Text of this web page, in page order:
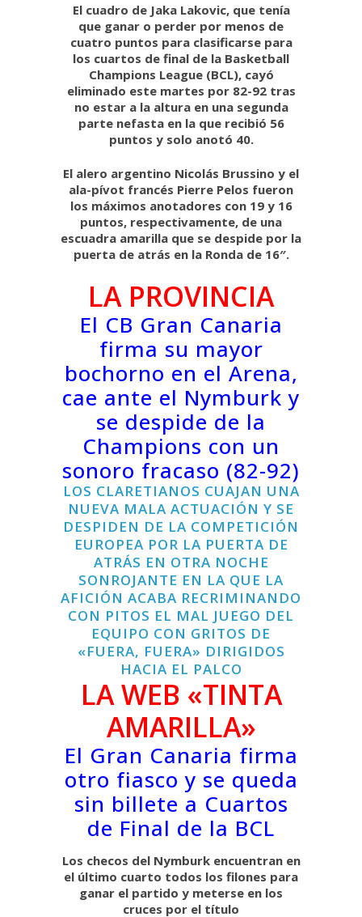
El cuadro de Jaka Lakovic, que tenía
que ganar o perder por menos de
cuatro puntos para clasificarse para
los cuartos de final de la Basketball
Champions League (BCL), cayó
eliminado este martes por 82-92 tras
no estar a la altura en una segunda
parte nefasta en la que recibió 56
puntos y solo anotó 40.
El alero argentino Nicolás Brussino y el
ala-pívot francés Pierre Pelos fueron
los máximos anotadores con 19 y 16
puntos, respectivamente, de una
escuadra amarilla que se despide por la
puerta de atrás en la Ronda de 16″.
LA PROVINCIA
El CB Gran Canaria
firma su mayor
bochorno en el Arena,
cae ante el Nymburk y
se despide de la
Champions con un
sonoro fracaso (82-92)
LOS CLARETIANOS CUAJAN UNA
NUEVA MALA ACTUACIÓN Y SE
DESPIDEN DE LA COMPETICIÓN
EUROPEA POR LA PUERTA DE
ATRÁS EN OTRA NOCHE
SONROJANTE EN LA QUE LA
AFICIÓN ACABA RECRIMINANDO
CON PITOS EL MAL JUEGO DEL
EQUIPO CON GRITOS DE
«FUERA, FUERA» DIRIGIDOS
HACIA EL PALCO
LA WEB «TINTA
AMARILLA»
El Gran Canaria firma
otro fiasco y se queda
sin billete a Cuartos
de Final de la BCL
Los checos del Nymburk encuentran en
el último cuarto todos los filones para
ganar el partido y meterse en los
cruces por el título